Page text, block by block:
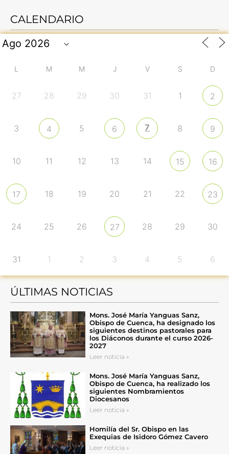
CALENDARIO
L M M J V S D
27 28 29 30 31 1 2
3 4 5 6 7 8 9
10 11 12 13 14 15 16
17 18 19 20 21 22 23
24 25 26 27 28 29 30
31 1 2 3 4 5 6
ÚLTIMAS NOTICIAS
Mons. José María Yanguas Sanz,
Obispo de Cuenca, ha designado los
siguientes destinos pastorales para
los Diáconos durante el curso 2026-
2027
Leer noticia »
Mons. José María Yanguas Sanz,
Obispo de Cuenca, ha realizado los
siguientes Nombramientos
Diocesanos
Leer noticia »
Homilía del Sr. Obispo en las
Exequias de Isidoro Gómez Cavero
Leer noticia »